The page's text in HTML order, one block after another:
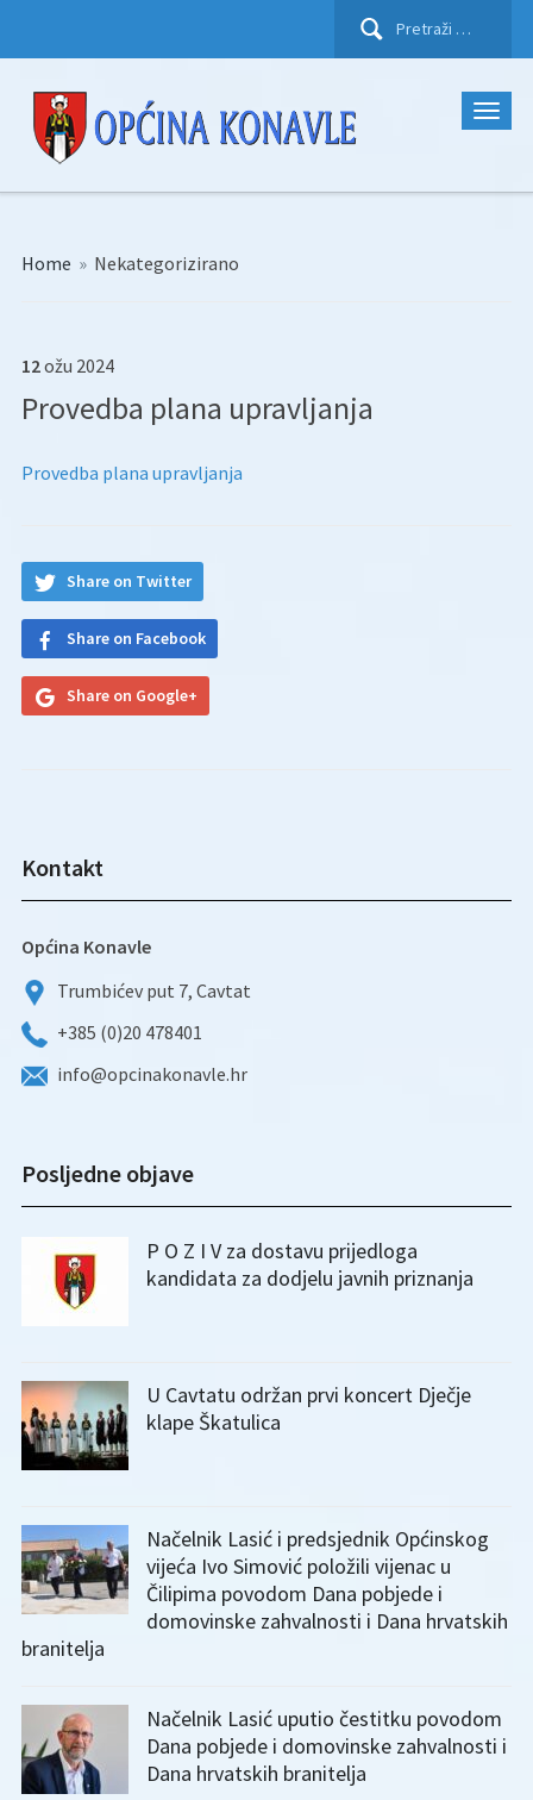
Pretraži:
Home » Nekategorizirano
12ožu 2024
Provedba plana upravljanja
Provedba plana upravljanja
Share on Twitter
Share on Facebook
Share on Google+
Kontakt
Općina Konavle
Trumbićev put 7, Cavtat
+385 (0)20 478401
info@opcinakonavle.hr
Posljedne objave
P O Z I V za dostavu prijedloga
kandidata za dodjelu javnih priznanja
U Cavtatu održan prvi koncert Dječje
klape Škatulica
Načelnik Lasić i predsjednik Općinskog
vijeća Ivo Simović položili vijenac u
Čilipima povodom Dana pobjede i
domovinske zahvalnosti i Dana hrvatskih
branitelja
Načelnik Lasić uputio čestitku povodom
Dana pobjede i domovinske zahvalnosti i
Dana hrvatskih branitelja